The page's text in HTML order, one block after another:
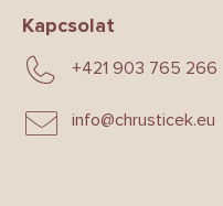
Kapcsolat
info@chrusticek.eu
+421 903 765 266